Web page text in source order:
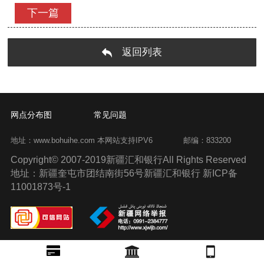
下一篇
返回列表
网点分布图 常见问题
地址：www.bohuihe.com 本网站支持IPV6 邮编：833200
Copyright© 2007-2019新疆汇和银行All Rights Reserved
地址：新疆奎屯市团结南街56号新疆汇和银行 新ICP备
11001873号-1